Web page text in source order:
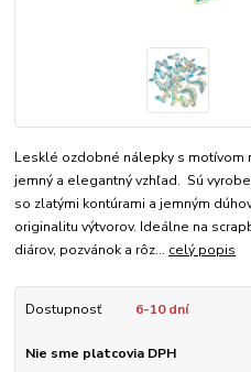
Lesklé ozdobné nálepky s motívom
jemný a elegantný vzhľad. Sú
so zlatými kontúrami a jemným
originalitu výtvorov. Ideálne na
diárov, pozvánok a rôz... celý popis
Dostupnosť 6-10 dní
Nie sme platcovia DPH